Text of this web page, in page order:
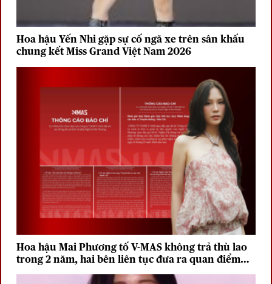
Hoa hậu Yến Nhi gặp sự cố ngã xe trên sân khấu
chung kết Miss Grand Việt Nam 2026
Hoa hậu Mai Phương tố V-MAS không trả thù lao
trong 2 năm, hai bên liên tục đưa ra quan điểm
trái chiều